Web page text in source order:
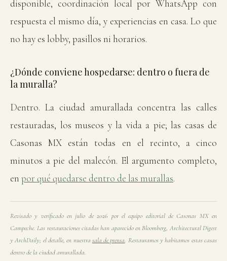
disponible, coordinación local por WhatsApp con
respuesta el mismo día, y experiencias en casa. Lo que
no hay es lobby, pasillos ni horarios.
¿Dónde conviene hospedarse: dentro o fuera de
la muralla?
Dentro. La ciudad amurallada concentra las calles
restauradas, los museos y la vida a pie; las casas de
Casonas MX están todas en el recinto, a cinco
minutos a pie del malecón. El argumento completo,
en por qué quedarse dentro de las murallas.
Revisado y verificado en julio de 2026 por el equipo editorial de Casonas MX en
Campeche. Las restauraciones citadas han aparecido en Bloomberg, Architectural Digest
y ArchDaily; el detalle, en nuestra sala de prensa. Restauramos y habitamos estas casas
dentro de la ciudad amurallada.